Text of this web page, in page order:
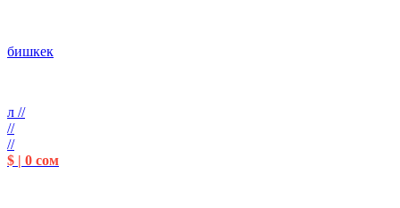
бишкек
л //
//
//
$ | 0 сом